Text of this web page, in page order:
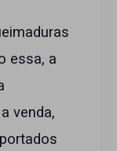
essa, a
venda,